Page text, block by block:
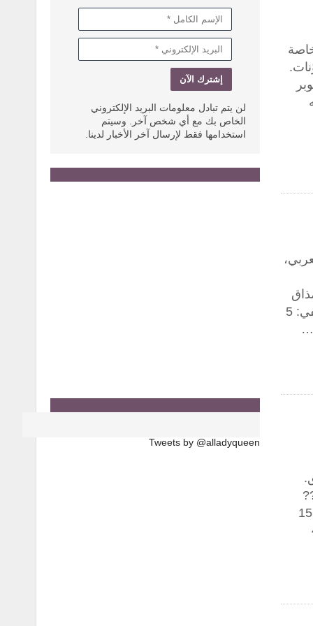
وقيمته الغذائية العالية، ليكون خيارًا مثاليًا على مائدة رمضان. يكفي: 5
معلومات سريعة ⏱️ وقت التحضير: 5 دقائق ???? وقت الطبخ: 15
تكفي: 4
لن يتم تبادل معلومات البريد الإلكتروني
الخاص بك مع أي شخص آخر. وسيتم
استخدامها فقط لإرسال آخر الأخبار لدينا.
Tweets by @alladyqueen